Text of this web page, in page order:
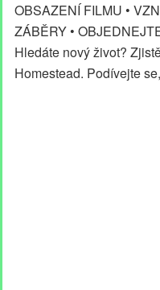
OBSAZENÍ FILMU •
ZÁBĚRY •
Hledáte nový život?
Homestead. Podívejte